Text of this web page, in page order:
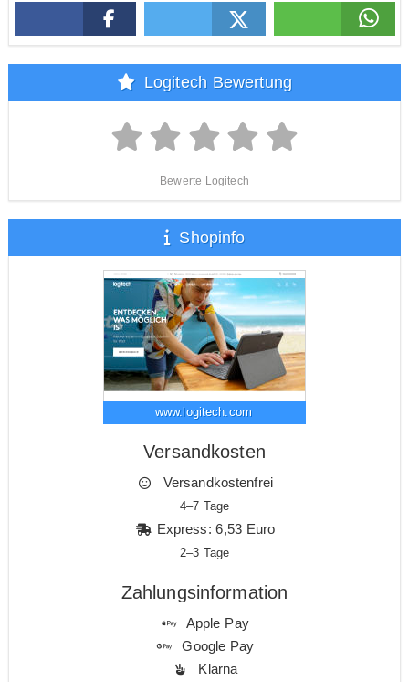
Logitech Bewertung
Bewerte Logitech
Shopinfo
www.logitech.com
Versandkosten
Versandkostenfrei
4–7 Tage
Express: 6,53 Euro
2–3 Tage
Zahlungsinformation
Apple Pay
Google Pay
Klarna